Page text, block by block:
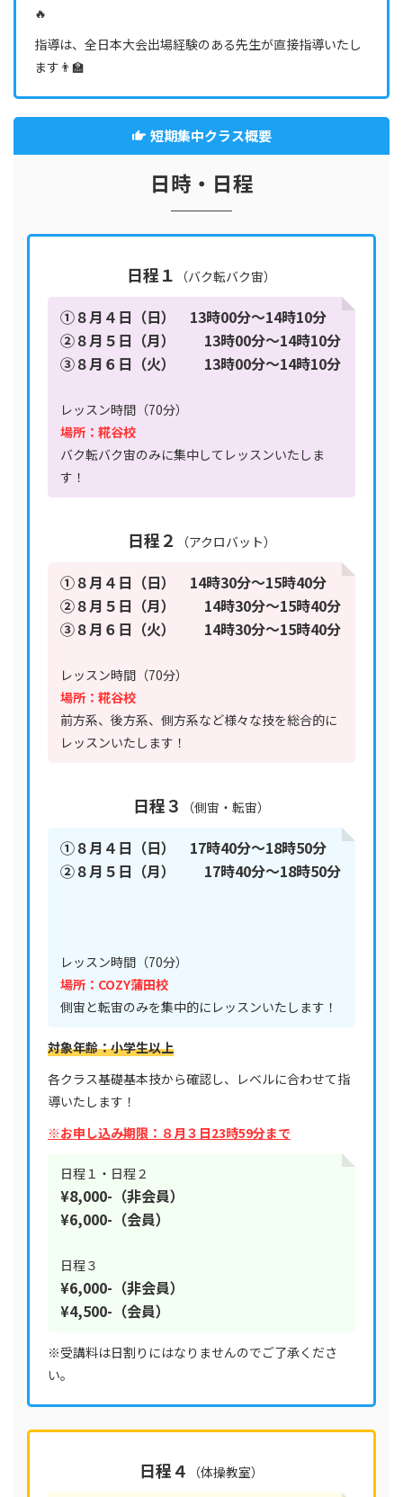
🔥
指導は、全日本大会出場経験のある先生が直接指導いたし
ます👨‍🏫
短期集中クラス概要
日時・日程
日程１ （バク転バク宙）
①８月４日（日） 13時00分〜14時10分
②８月５日（月） 13時00分〜14時10分
③８月６日（火） 13時00分〜14時10分
レッスン時間（70分）
場所：糀谷校
バク転バク宙のみに集中してレッスンいたしま
す！
日程２ （アクロバット）
①８月４日（日） 14時30分〜15時40分
②８月５日（月） 14時30分〜15時40分
③８月６日（火） 14時30分〜15時40分
レッスン時間（70分）
場所：糀谷校
前方系、後方系、側方系など様々な技を総合的に
レッスンいたします！
日程３ （側宙・転宙）
①８月４日（日） 17時40分〜18時50分
②８月５日（月） 17時40分〜18時50分
レッスン時間（70分）
場所：COZY蒲田校
側宙と転宙のみを集中的にレッスンいたします！
対象年齢：小学生以上
各クラス基礎基本技から確認し、レベルに合わせて指
導いたします！
※お申し込み期限：８月３日23時59分まで
日程１・日程２
¥8,000-（非会員）
¥6,000-（会員）
日程３
¥6,000-（非会員）
¥4,500-（会員）
※受講料は日割りにはなりませんのでご了承くださ
い。
日程４ （体操教室）